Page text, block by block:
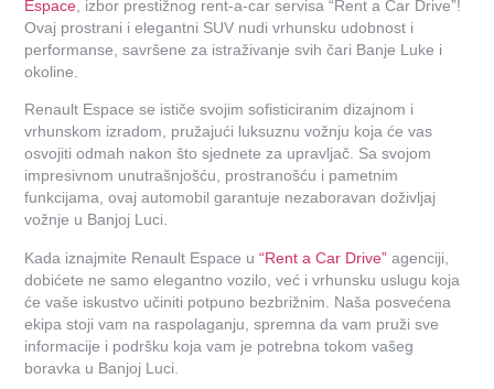
Espace , izbor prestižnog rent-a-car servisa “Rent a Car Drive”!
Ovaj prostrani i elegantni SUV nudi vrhunsku udobnost i
performanse, savršene za istraživanje svih čari Banje Luke i
okoline.
Renault Espace se ističe svojim sofisticiranim dizajnom i
vrhunskom izradom, pružajući luksuznu vožnju koja će vas
osvojiti odmah nakon što sjednete za upravljač. Sa svojom
impresivnom unutrašnjošću, prostranošću i pametnim
funkcijama, ovaj automobil garantuje nezaboravan doživljaj
vožnje u Banjoj Luci.
Kada iznajmite Renault Espace u“Rent a Car Drive” agenciji,
dobićete ne samo elegantno vozilo, već i vrhunsku uslugu koja
će vaše iskustvo učiniti potpuno bezbrižnim. Naša posvećena
ekipa stoji vam na raspolaganju, spremna da vam pruži sve
informacije i podršku koja vam je potrebna tokom vašeg
boravka u Banjoj Luci.